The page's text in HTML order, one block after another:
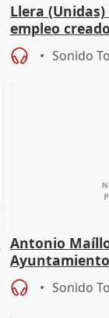
Llera
empleo
"esfumará" al
Sonido
Antonio
especulador
JiménezSonido